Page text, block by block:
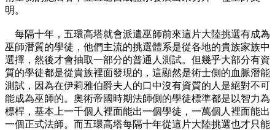
明。
每隔十年，五環高塔就會派遣巫師前來這片大陸挑選有成為
巫師潛質的學徒，他們主流的挑選體系是從各地的貴族家族中
選擇，然後才會抽取一部分的普通人測試。但幾乎大部分有資
質的學徒都是從貴族裡面發現的，這顯然是術士側的血脈潛能
測試，因為在伊莉雅伯爵夫人的口中沒有資質的人是絕對不可
能成為巫師的。奧術帝國時期法師側的學徒標準都是以智力為
標桿，基本上一千個人裡面能出一個學徒，一萬個人裡面能出
一個正式法師。而五環高塔每隔十年從這片大陸挑選也才只能